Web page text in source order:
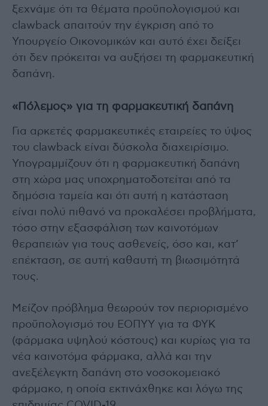
ξεχνάμε ότι τα θέματα προϋπολογισμού και
clawback απαιτούν την έγκριση από το
Υπουργείο Οικονομικών και αυτό έχει δείξει
ότι δεν πρόκειται να αυξήσει τη φαρμακευτική
δαπάνη.
«Πόλεμος» για τη φαρμακευτική δαπάνη
Για αρκετές φαρμακευτικές εταιρείες το ύψος
του clawback είναι δύσκολα διαχειρίσιμο.
Υπογραμμίζουν ότι η φαρμακευτική δαπάνη
στη χώρα μας υποχρηματοδοτείται από τα
δημόσια ταμεία και ότι αυτή η κατάσταση
είναι πολύ πιθανό να προκαλέσει προβλήματα,
τόσο στην εξασφάλιση των καινοτόμων
θεραπειών για τους ασθενείς, όσο και, κατ’
επέκταση, σε αυτή καθαυτή τη βιωσιμότητά
τους.
Μείζον πρόβλημα θεωρούν τον περιορισμένο
προϋπολογισμό του ΕΟΠΥΥ για τα ΦΥΚ
(φάρμακα υψηλού κόστους) και κυρίως για τα
νέα καινοτόμα φάρμακα, αλλά και την
ανεξέλεγκτη δαπάνη στο νοσοκομειακό
φάρμακο, η οποία εκτινάχθηκε και λόγω της